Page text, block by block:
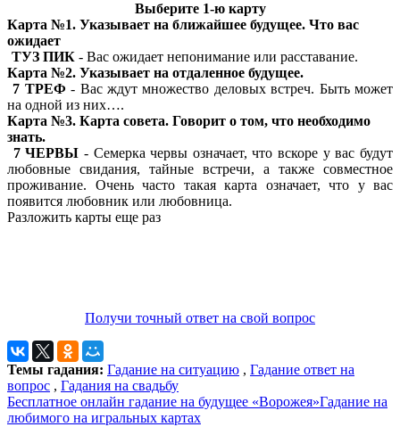
Выберите 1-ю карту
Карта №1. Указывает на ближайшее будущее. Что вас
ожидает
ТУЗ ПИК - Вас ожидает непонимание или расставание.
Карта №2. Указывает на отдаленное будущее.
7 ТРЕФ - Вас ждут множество деловых встреч. Быть может
на одной из них….
Карта №3. Карта совета. Говорит о том, что необходимо
знать.
7 ЧЕРВЫ - Семерка червы означает, что вскоре у вас будут
любовные свидания, тайные встречи, а также совместное
проживание. Очень часто такая карта означает, что у вас
появится любовник или любовница.
Разложить карты еще раз
Получи точный ответ на свой вопрос
Темы гадания: Гадание на ситуацию , Гадание ответ на
вопрос , Гадания на свадьбу
Бесплатное онлайн гадание на будущее «Ворожея»Гадание на
любимого на игральных картах